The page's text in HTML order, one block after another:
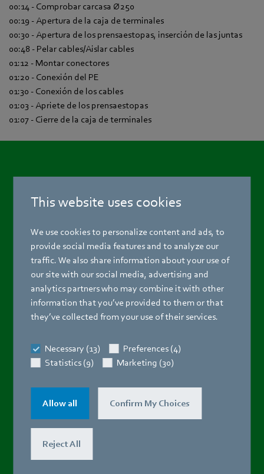
This website uses cookies
We use cookies to personalize content and ads, to
provide social media features and to analyze our
traffic. We also share information about your use of
our site with our social media, advertising and
analytics partners who may combine it with other
information that you’ve provided to them or that
they’ve collected from your use of their services.
Necessary (13)
Preferences (4)
Statistics (9)
Marketing (30)
Allow all Confirm My Choices
Reject All
00:14 - Comprobar carcasa Ø250
00:19 - Apertura de la caja de terminales
00:30 - Apertura de los prensaestopas, inserción de las juntas
00:48 - Pelar cables/Aislar cables
01:12 - Montar conectores
01:20 - Conexión del PE
01:30 - Conexión de los cables
01:03 - Apriete de los prensaestopas
01:07 - Cierre de la caja de terminales